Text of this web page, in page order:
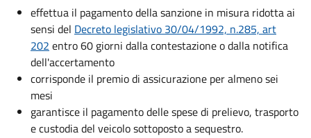
effettua il pagamento della sanzione in misura ridotta ai
sensi del Decreto legislativo 30/04/1992, n.285, art
202 entro 60 giorni dalla contestazione o dalla notifica
dell'accertamento
corrisponde il premio di assicurazione per almeno sei
mesi
garantisce il pagamento delle spese di prelievo, trasporto
e custodia del veicolo sottoposto a sequestro.